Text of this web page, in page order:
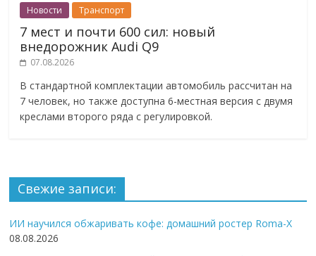
Новости Транспорт
7 мест и почти 600 сил: новый
внедорожник Audi Q9
07.08.2026
В стандартной комплектации автомобиль рассчитан на
7 человек, но также доступна 6-местная версия с двумя
креслами второго ряда с регулировкой.
Свежие записи:
ИИ научился обжаривать кофе: домашний ростер Roma-X
08.08.2026